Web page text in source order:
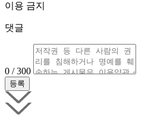
이용 금지
댓글
0 / 300